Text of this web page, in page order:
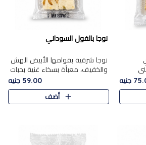
مشكلة المختارة التي تقدم تضيف
جنيه
نوجا بالفول السوداني
نوجا شرقية بقوامها الأبيض الهش
والخفيف، معبأة بسخاء غنية بحبات
الفول السوداني المحمص التي
يقدم تضيف قرمشة مميزة مرضية
وتوازنًا رائعًا مع حلا..
59.00 جنيه
أضف